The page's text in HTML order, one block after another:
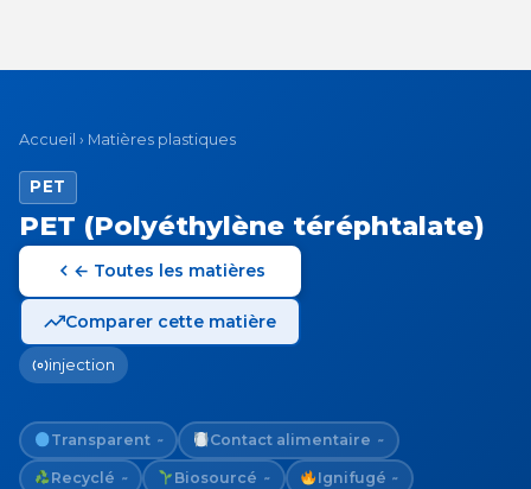
Accueil › Matières plastiques
PET
PET (Polyéthylène téréphtalate)
← Toutes les matières
Comparer cette matière
injection
Transparent ~ Contact alimentaire ~
Recyclé ~ Biosourcé ~ Ignifugé ~